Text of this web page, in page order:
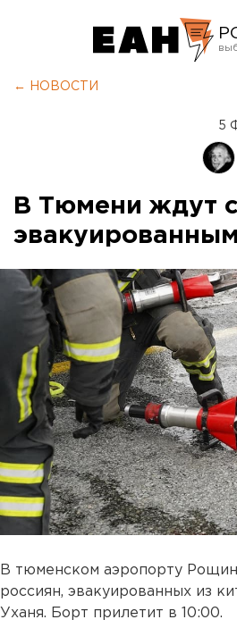
← НОВОСТИ
5
В Тюмени ждут
В тюменском аэропорту
россиян, эвакуированных из
Уханя. Борт прилетит в 10:00.